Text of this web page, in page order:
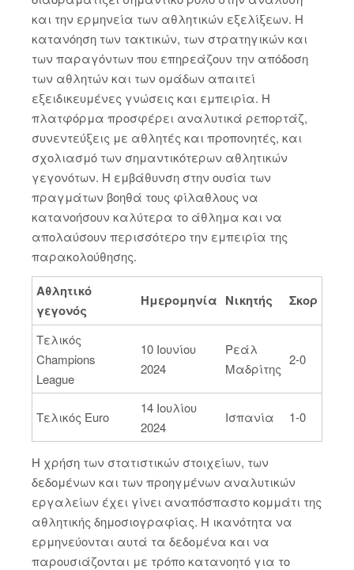
και την ερμηνεία των αθλητικών εξελίξεων. Η
κατανόηση των τακτικών, των στρατηγικών και
των παραγόντων που επηρεάζουν την απόδοση
των αθλητών και των ομάδων απαιτεί
εξειδικευμένες γνώσεις και εμπειρία. Η
πλατφόρμα προσφέρει αναλυτικά ρεπορτάζ,
συνεντεύξεις με αθλητές και προπονητές, και
σχολιασμό των σημαντικότερων αθλητικών
γεγονότων. Η εμβάθυνση στην ουσία των
πραγμάτων βοηθά τους φίλαθλους να
κατανοήσουν καλύτερα το άθλημα και να
απολαύσουν περισσότερο την εμπειρία της
παρακολούθησης.
Αθλητικό
γεγονός
Ημερομηνία Νικητής Σκορ
Τελικός
Champions
League
10 Ιουνίου
2024
Ρεάλ
Μαδρίτης
2-0
Τελικός Euro
14 Ιουλίου
2024
Ισπανία 1-0
Η χρήση των στατιστικών στοιχείων, των
δεδομένων και των προηγμένων αναλυτικών
εργαλείων έχει γίνει αναπόσπαστο κομμάτι της
αθλητικής δημοσιογραφίας. Η ικανότητα να
ερμηνεύονται αυτά τα δεδομένα και να
παρουσιάζονται με τρόπο κατανοητό για το